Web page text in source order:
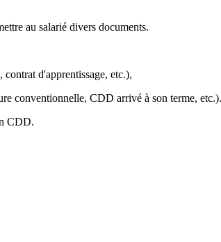
au salarié divers documents.
contrat d'apprentissage, etc.),
conventionnelle, CDD arrivé à son terme, etc.).
CDD.